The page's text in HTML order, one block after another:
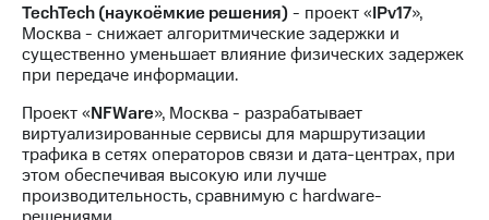
Информация
акционерам
Документы
ПАО
"МТС"
Собрания
акционеров
Личный
кабинет
акционера
TechTech (наукоёмкие решения)- проект «IPv17»,
Москва - снижает алгоритмические задержки и
существенно уменьшает влияние физических задержек
при передаче информации.
Проект «NFWare», Москва - разрабатывает
виртуализированные сервисы для маршрутизации
трафика в сетях операторов связи и дата-центрах, при
этом обеспечивая высокую или лучше
производительность, сравнимую с hardware-